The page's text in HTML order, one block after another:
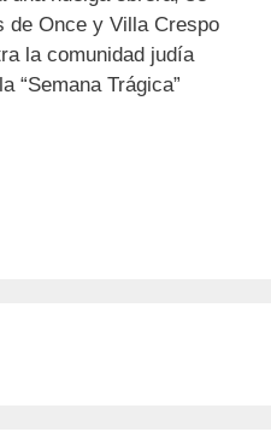
de Once y Villa Crespo
la comunidad judía
“Semana Trágica”